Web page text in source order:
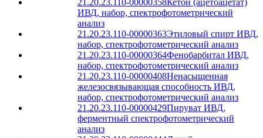
ИВД, набор, спектрофотометрический
анализ
21.20.23.110-00000363Этиловый спирт ИВД,
набор, спектрофотометрический анализ
21.20.23.110-00000364Фенобарбитал ИВД,
набор, спектрофотометрический анализ
21.20.23.110-00000408Ненасыщенная
железосвязывающая способность ИВД,
набор, спектрофотометрический анализ
21.20.23.110-00000429Пируват ИВД,
ферментный спектрофотометрический
анализ